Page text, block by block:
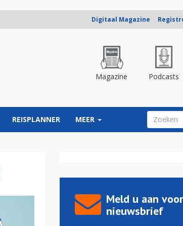
Digitaal Magazine
Magazine Podcasts
REISPLANNER MEER
Meld u aan
nieuwsbrief